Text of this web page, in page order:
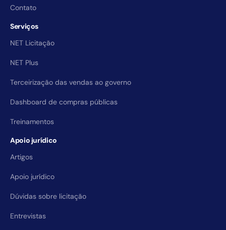
Contato
Serviços
NET Licitação
NET Plus
Terceirização das vendas ao governo
Dashboard de compras públicas
Treinamentos
Apoio jurídico
Artigos
Apoio jurídico
Dúvidas sobre licitação
Entrevistas